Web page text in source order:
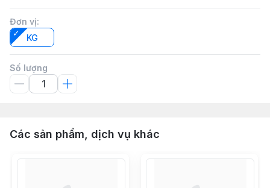
Đơn vị:
KG
Số lượng
Các sản phẩm, dịch vụ khác